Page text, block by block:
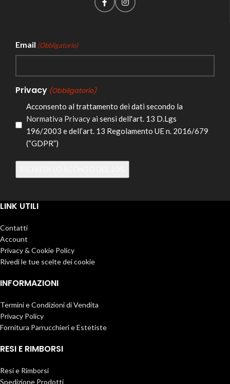
Email (Obbligatorio)
Privacy (Obbligatorio)
Acconsento al trattamento dei dati secondo la
Normativa Privacyai sensi dell'art. 13 D.Lgs
196/2003 e dell’art. 13 Regolamento UE n. 2016/679
(“GDPR”)
LINK UTILI
Contatti
Account
Privacy & Cookie Policy
Rivedi le tue scelte dei cookie
INFORMAZIONI
Termini e Condizioni di Vendita
Privacy Policy
Fornitura Parrucchieri e Estetiste
RESI E RIMBORSI
Resi e Rimborsi
Spedizione Prodotti